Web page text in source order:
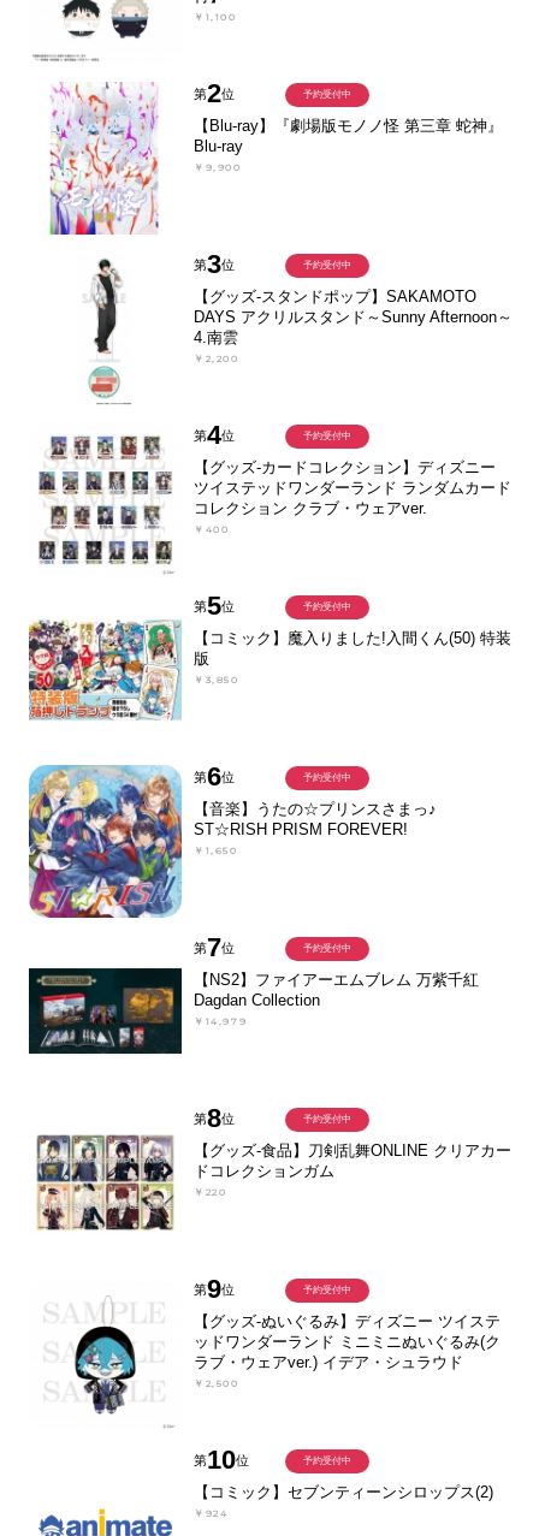
￥1,100
第2位
【Blu-ray】『劇場版モノノ怪 第三章 蛇神』
Blu-ray
￥9,900
予約受付中
第3位
【グッズ-スタンドポップ】SAKAMOTO
DAYS アクリルスタンド～Sunny Afternoon～
4.南雲
￥2,200
予約受付中
第4位
【グッズ-カードコレクション】ディズニー
ツイステッドワンダーランド ランダムカード
コレクション クラブ・ウェアver.
￥400
予約受付中
第5位
【コミック】魔入りました!入間くん(50) 特装
版
￥3,850
予約受付中
第6位
【音楽】うたの☆プリンスさまっ♪
ST☆RISH PRISM FOREVER!
￥1,650
予約受付中
第7位
【NS2】ファイアーエムブレム 万紫千紅
Dagdan Collection
￥14,979
予約受付中
第8位
【グッズ-食品】刀剣乱舞ONLINE クリアカー
ドコレクションガム
￥220
予約受付中
第9位
【グッズ-ぬいぐるみ】ディズニー ツイステ
ッドワンダーランド ミニミニぬいぐるみ(ク
ラブ・ウェアver.) イデア・シュラウド
￥2,500
予約受付中
第10位
【コミック】セブンティーンシロップス(2)
￥924
予約受付中